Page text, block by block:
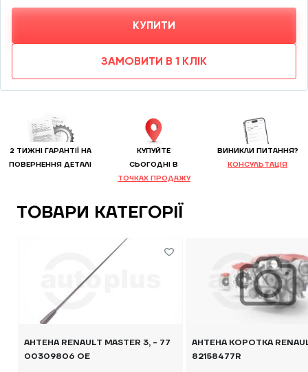
КУПИТИ
ЗАМОВИТИ В 1 КЛІК
2 ТИЖНІ ГАРАНТІЇ НА
ПОВЕРНЕННЯ ДЕТАЛІ
КУПУЙТЕ
CЬОГОДНІ В
ТОЧКАХ ПРОДАЖУ
ВИНИКЛИ ПИТАННЯ?
КОНСУЛЬТАЦІЯ
ТОВАРИ КАТЕГОРІЇ
АНТЕНА RENAULT MASTER 3, - 77
00309806 OE
АНТЕНА КОРОТКА
82158477R